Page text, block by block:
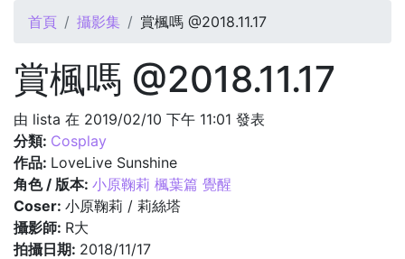
您在這裡
首頁 攝影集 賞楓嗎 @2018.11.17
賞楓嗎 @2018.11.17
由 lista 在 2019/02/10 下午 11:01 發表
分類: Cosplay
作品: LoveLive Sunshine
角色 / 版本: 小原鞠莉 楓葉篇 覺醒
Coser: 小原鞠莉 / 莉絲塔
攝影師: R大
拍攝日期: 2018/11/17